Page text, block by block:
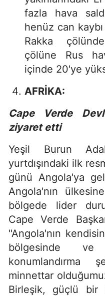
fazla hava
henüz can
Rakka
çölüne Rus
içinde 20'ye
AFRİKA:
Cape Verde
ziyaret etti
Yeşil Burun
yurtdışındaki ilk
günü Angola'ya
Angola'nın
bölgede lider
Cape Verde
"Angola'nın
bölgesinde
minnettar
Birleşik, güçlü bir